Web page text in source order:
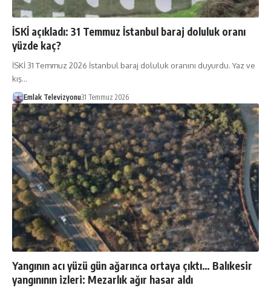
İSKİ açıkladı: 31 Temmuz İstanbul baraj doluluk oranı
yüzde kaç?
İSKİ 31 Temmuz 2026 İstanbul baraj doluluk oranını duyurdu. Yaz ve
kış…
Emlak Televizyonu31 Temmuz 2026
Yangının acı yüzü gün ağarınca ortaya çıktı… Balıkesir
yangınının izleri: Mezarlık ağır hasar aldı